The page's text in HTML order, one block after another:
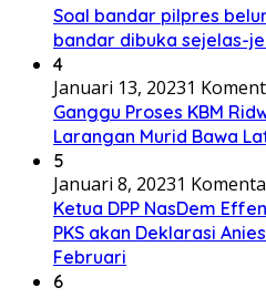
Soal bandar pilpres
bandar dibuka sejelas-
4
Januari 13, 20231
Ganggu Proses KBM
Larangan Murid Bawa
5
Januari 8, 20231
Ketua DPP NasDem
PKS akan Deklarasi
Februari
6